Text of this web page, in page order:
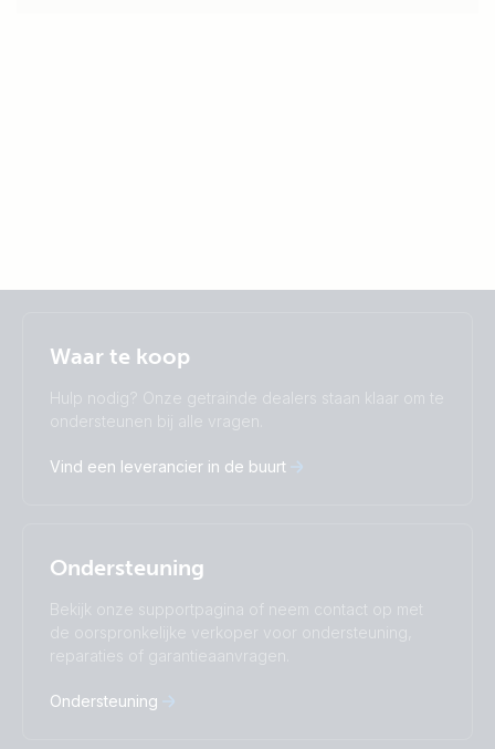
Nederlands
Change language
Čeština
Español
Français
Română
Türkçe
Ελληνικά
Русский
Українська
中國人
Waar te koop
Hulp nodig? Onze getrainde dealers staan klaar om te
ondersteunen bij alle vragen.
Vind een leverancier in de buurt
Ondersteuning
Bekijk onze supportpagina of neem contact op met
de oorspronkelijke verkoper voor ondersteuning,
reparaties of garantieaanvragen.
Ondersteuning